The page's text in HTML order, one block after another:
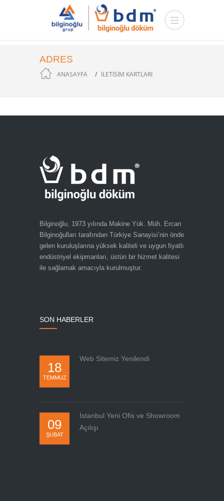
ADRES
ANASAYFA İLETISIM KARTLARI
Bilginoğlu, 1973 yılında Makine Yük. Müh. Ercan
Bilginoğulları tarafından Türkiye Sanayisi’nin önde
gelen kuruluşlarına yüksek kaliteli ve uygun fiyatlı
endüstriyel ekipmanları, üstün bir hizmet kalitesi
ile sağlamak amacıyla kurulmuştur.
SON HABERLER
18
TEMMUZ
Web Sitemiz Yenilendi
09
ŞUBAT
İstanbul Yeni Ofis ve Showroom
Açılışı